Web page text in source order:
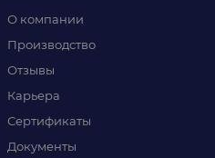
О компании
Производство
Отзывы
Карьера
Сертификаты
Документы